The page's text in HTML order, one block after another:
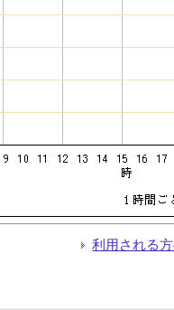
利用される